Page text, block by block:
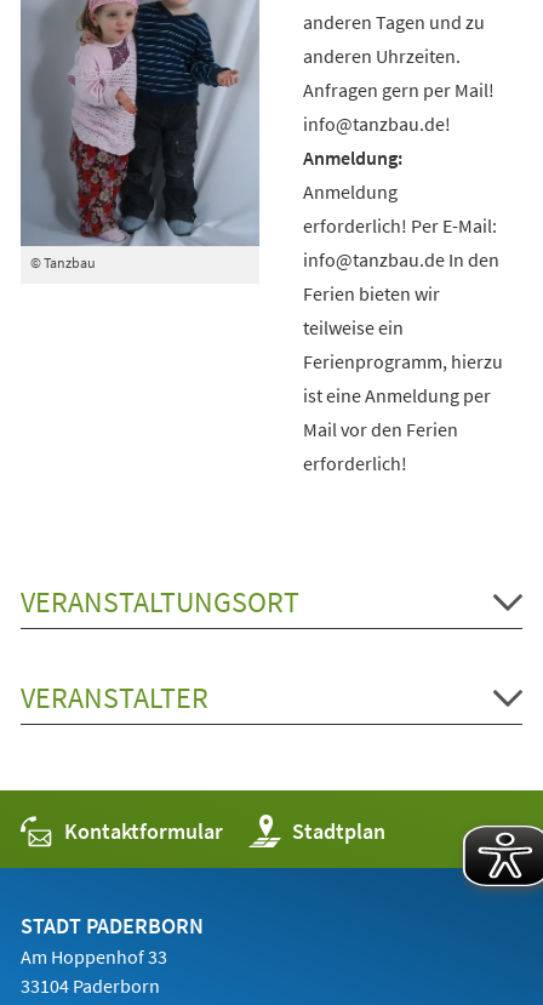
© Tanzbau
anderen Tagen und zu
anderen Uhrzeiten.
Anfragen gern per Mail!
info@tanzbau.de!
Anmeldung
erforderlich! Per E-Mail:
info@tanzbau.de In den
Ferien bieten wir
teilweise ein
Ferienprogramm, hierzu
ist eine Anmeldung per
Mail vor den Ferien
erforderlich!
VERANSTALTUNGSORT
VERANSTALTER
Kontaktformular Stadtplan
(Öffnet
in
einem
STADT PADERBORN
Am Hoppenhof 33
33104 Paderborn